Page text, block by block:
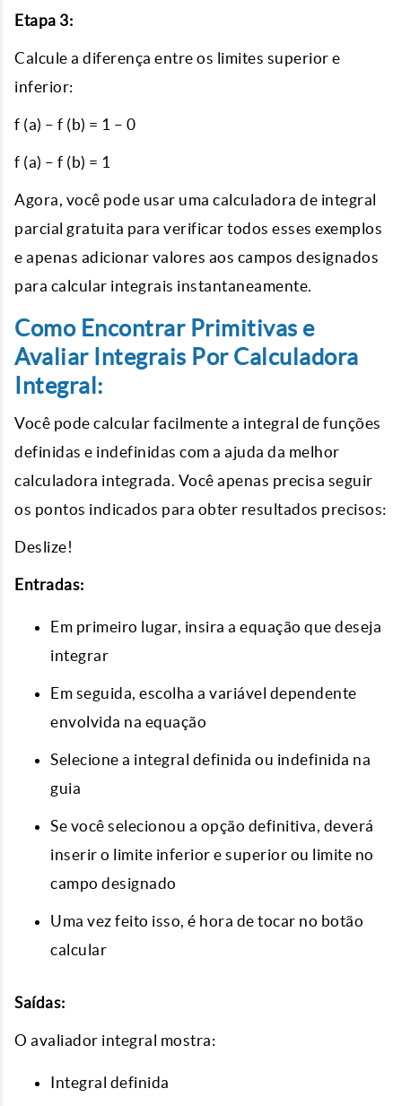
Etapa 3:
Calcule a diferença entre os limites superior e
inferior:
f (a) – f (b) = 1 – 0
f (a) – f (b) = 1
Agora, você pode usar uma calculadora de integral
parcial gratuita para verificar todos esses exemplos
e apenas adicionar valores aos campos designados
para calcular integrais instantaneamente.
Como Encontrar Primitivas e
Avaliar Integrais Por Calculadora
Integral:
Você pode calcular facilmente a integral de funções
definidas e indefinidas com a ajuda da melhor
calculadora integrada. Você apenas precisa seguir
os pontos indicados para obter resultados precisos:
Deslize!
Entradas:
Em primeiro lugar, insira a equação que deseja
integrar
Em seguida, escolha a variável dependente
envolvida na equação
Selecione a integral definida ou indefinida na
guia
Se você selecionou a opção definitiva, deverá
inserir o limite inferior e superior ou limite no
campo designado
Uma vez feito isso, é hora de tocar no botão
calcular
Saídas:
O avaliador integral mostra:
Integral definida